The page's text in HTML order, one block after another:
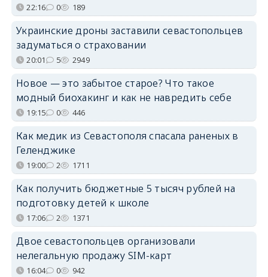
22:16 0 189
Украинские дроны заставили севастопольцев
задуматься о страховании
20:01 5 2949
Новое — это забытое старое? Что такое
модный биохакинг и как не навредить себе
19:15 0 446
Как медик из Севастополя спасала раненых в
Геленджике
19:00 2 1711
Как получить бюджетные 5 тысяч рублей на
подготовку детей к школе
17:06 2 1371
Двое севастопольцев организовали
нелегальную продажу SIM-карт
16:04 0 942